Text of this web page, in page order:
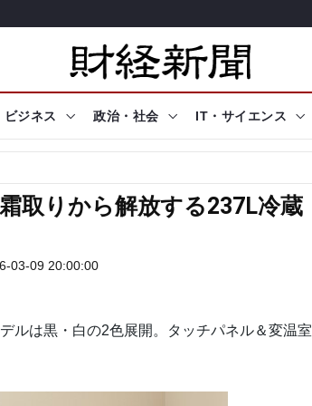
ビジネス 政治・社会 IT・サイエンス
取りから解放する237L冷蔵
03-09 20:00:00
ルは黒・白の2色展開。タッチパネル＆変温室